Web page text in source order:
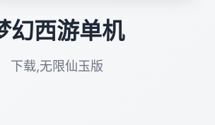
幻西游单机
下载,无限仙玉版